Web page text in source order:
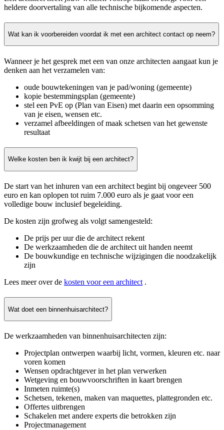
heldere doorvertaling van alle technische bijkomende aspecten.
Wat kan ik voorbereiden voordat ik met een architect contact op neem?
Wanneer je het gesprek met een van onze architecten aangaat kun je
denken aan het verzamelen van:
oude bouwtekeningen van je pad/woning (gemeente)
kopie bestemmingsplan (gemeente)
stel een PvE op (Plan van Eisen) met daarin een opsomming
van je eisen, wensen etc.
verzamel afbeeldingen of maak schetsen van het gewenste
resultaat
Welke kosten ben ik kwijt bij een architect?
De start van het inhuren van een architect begint bij ongeveer 500
euro en kan oplopen tot ruim 7.000 euro als je gaat voor een
volledige bouw inclusief begeleiding.
De kosten zijn grofweg als volgt samengesteld:
De prijs per uur die de architect rekent
De werkzaamheden die de architect uit handen neemt
De bouwkundige en technische wijzigingen die noodzakelijk
zijn
Lees meer over de kosten voor een architect .
Wat doet een binnenhuisarchitect?
De werkzaamheden van binnenhuisarchitecten zijn:
Projectplan ontwerpen waarbij licht, vormen, kleuren etc. naar
voren komen
Wensen opdrachtgever in het plan verwerken
Wetgeving en bouwvoorschriften in kaart brengen
Inmeten ruimte(s)
Schetsen, tekenen, maken van maquettes, plattegronden etc.
Offertes uitbrengen
Schakelen met andere experts die betrokken zijn
Projectmanagement